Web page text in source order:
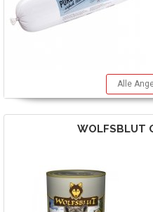
Alle
WOLFSBLUT